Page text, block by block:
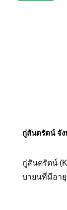
กู่สันตรัตน์ จั
กู่สันตรัตน์
บายนที่มีอายุร
มหาสารคา